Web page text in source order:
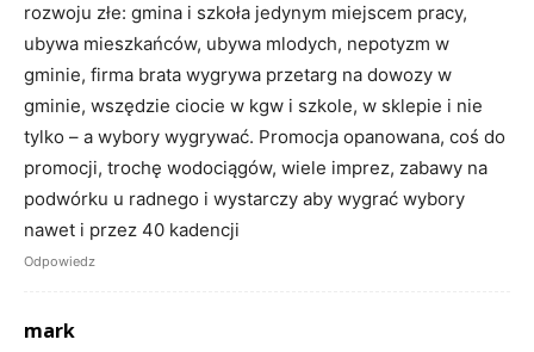
rozwoju złe: gmina i szkoła jedynym miejscem pracy,
ubywa mieszkańców, ubywa mlodych, nepotyzm w
gminie, firma brata wygrywa przetarg na dowozy w
gminie, wszędzie ciocie w kgw i szkole, w sklepie i nie
tylko – a wybory wygrywać. Promocja opanowana, coś do
promocji, trochę wodociągów, wiele imprez, zabawy na
podwórku u radnego i wystarczy aby wygrać wybory
nawet i przez 40 kadencji
Odpowiedz
mark